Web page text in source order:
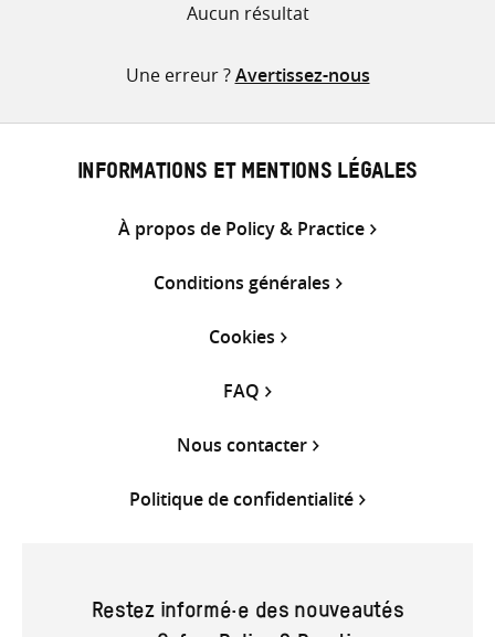
Aucun résultat
Une erreur ?Avertissez-nous
INFORMATIONS ET MENTIONS LÉGALES
À propos de Policy & Practice
Conditions générales
Cookies
FAQ
Nous contacter
Politique de confidentialité
Restez informé·e des nouveautés